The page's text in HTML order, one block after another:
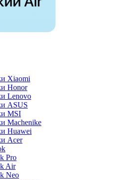
Xiaomi
Honor
Lenovo
ASUS
MSI
Machenike
Huawei
Acer
Pro
Air
Neo